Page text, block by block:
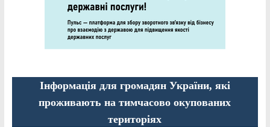
Інформація для громадян України, які
проживають на тимчасово окупованих
територіях